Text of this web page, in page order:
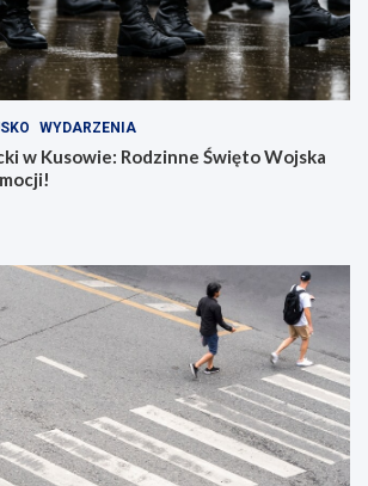
WYDARZENIA
w Kusowie: Rodzinne Święto Wojska